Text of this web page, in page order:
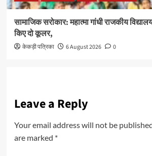
सामाजिक सरोकार: महात्मा गांधी राजकीय
किए दो कूलर,
केकड़ी पत्रिका 6 August 2026 0
Leave a Reply
Your email address will not be
are marked *